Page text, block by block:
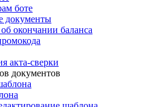
боте
документы
окончании баланса
акта-сверки
документов